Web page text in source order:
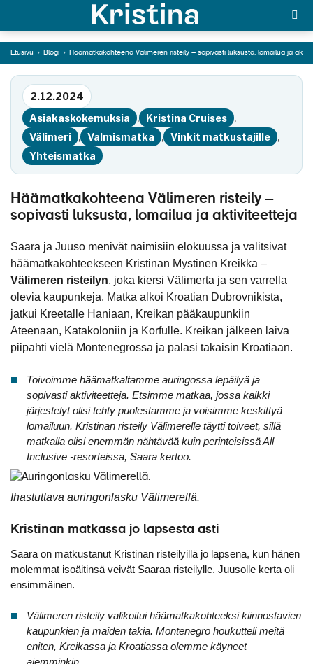
MAJAKKA-portaali
Äkkilähdöt
Suosikit
OTA YHTEYTTÄ
Matkatyypit
Matkakalenteri
Laivat
Hyvä tietää
Meistä
sopivasti luksusta,
lomailua ja
aktiviteetteja
Etusivu › Blogi › Häämatkakohteena Välimeren risteily – sopivasti luksusta, lomailua ja
2.12.2024
Asiakaskokemuksia
, Kristina Cruises
,
Välimeri
, Valmismatka , Vinkit matkustajille
,
Yhteismatka
Häämatkakohteena Välimeren risteily –
sopivasti luksusta, lomailua ja aktiviteetteja
Saara ja Juuso menivät naimisiin elokuussa ja valitsivat
häämatkakohteekseen Kristinan Mystinen Kreikka –
Välimeren risteilyn, joka kiersi Välimerta ja sen varrella
olevia kaupunkeja. Matka alkoi Kroatian Dubrovnikista,
jatkui Kreetalle Haniaan, Kreikan pääkaupunkiin
Ateenaan, Katakoloniin ja Korfulle. Kreikan jälkeen laiva
piipahti vielä Montenegrossa ja palasi takaisin Kroatiaan.
Toivoimme häämatkaltamme auringossa lepäilyä ja
sopivasti aktiviteetteja. Etsimme matkaa, jossa kaikki
järjestelyt olisi tehty puolestamme ja voisimme keskittyä
lomailuun. Kristinan risteily Välimerelle täytti toiveet, sillä
matkalla olisi enemmän nähtävää kuin perinteisissä All
Inclusive -resorteissa, Saara kertoo.
Ihastuttava auringonlasku Välimerellä.
Kristinan matkassa jo lapsesta asti
Saara on matkustanut Kristinan risteilyillä jo lapsena, kun hänen
molemmat isoäitinsä veivät Saaraa risteilylle. Juusolle kerta oli
ensimmäinen.
Välimeren risteily valikoitui häämatkakohteeksi kiinnostavien
kaupunkien ja maiden takia. Montenegro houkutteli meitä
eniten, Kreikassa ja Kroatiassa olemme käyneet
aiemminkin.